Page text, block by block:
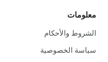
معلومات
الشروط والأحكام
سياسة الخصوصية